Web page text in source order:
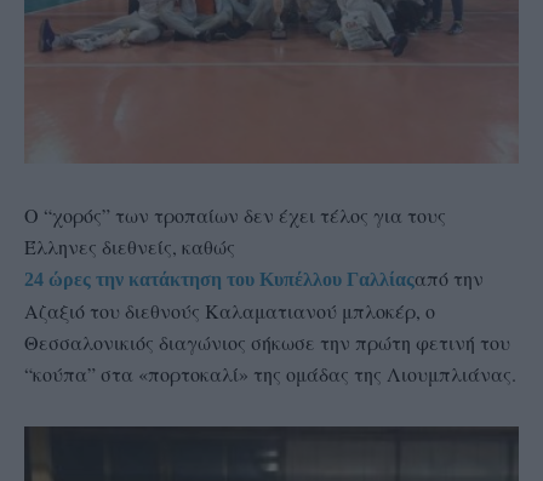
Ο “χορός” των τροπαίων δεν έχει τέλος για τους
Έλληνες διεθνείς, καθώς
24 ώρες την κατάκτηση του Κυπέλλου Γαλλίαςαπό την
Αζαξιό του διεθνούς Καλαματιανού μπλοκέρ, ο
Θεσσαλονικιός διαγώνιος σήκωσε την πρώτη φετινή του
“κούπα” στα «πορτοκαλί» της ομάδας της Λιουμπλιάνας.